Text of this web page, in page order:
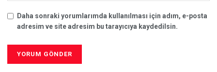
Daha sonraki yorumlarımda kullanılması için adım, e-posta
adresim ve site adresim bu tarayıcıya kaydedilsin.